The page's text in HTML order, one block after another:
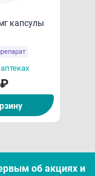
капсулы
об акцияx и